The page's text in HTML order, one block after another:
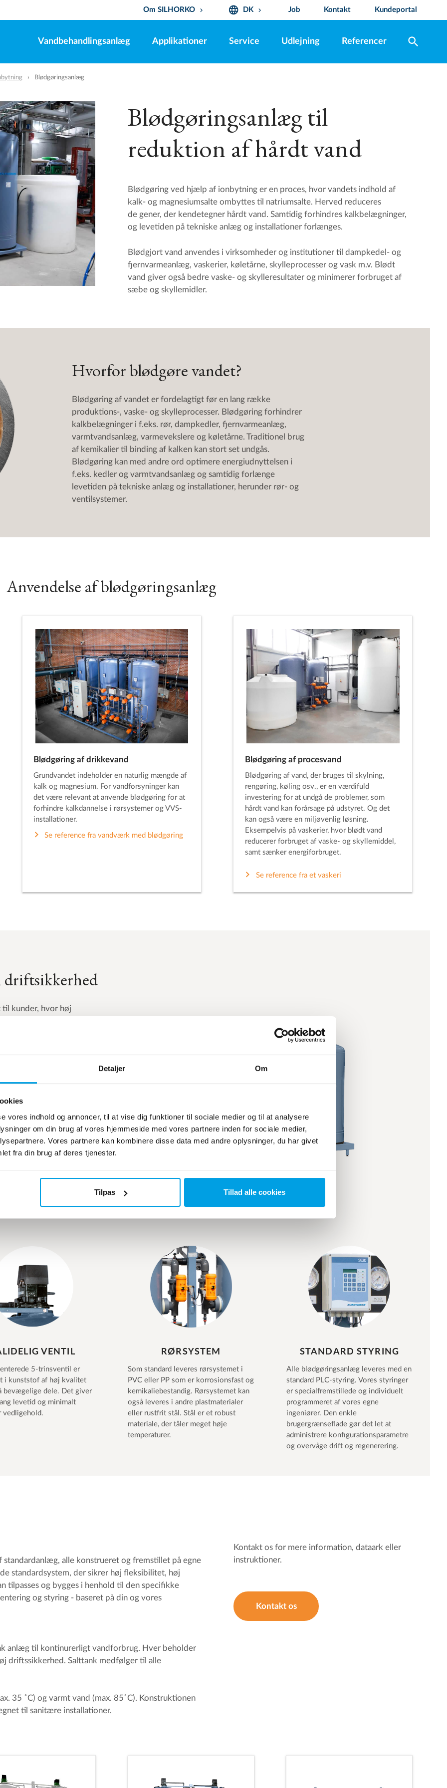
Detaljer Om
vores indhold og annoncer, til at vise dig funktioner til sociale medier og til at analysere
om din brug af vores hjemmeside med vores partnere inden for sociale medier,
Vores partnere kan kombinere disse data med andre oplysninger, du har givet
fra din brug af deres tjenester.
Tilpas Tillad alle cookies
Om SILHORKO keyboard_arrow_down language DK keyboard_arrow_down Job Kontakt Kundeportal
Vandbehandlingsanlæg Applikationer Service Udlejning Referencer search
Blødgøringsanlæg
Blødgøringsanlæg til
reduktion af hårdt vand
Blødgøring ved hjælp af ionbytning er en proces, hvor vandets indhold af
kalk- og magnesiumsalte ombyttes til natriumsalte. Herved reduceres
de gener, der kendetegner hårdt vand. Samtidig forhindres kalkbelægninger,
og levetiden på tekniske anlæg og installationer forlænges.
Blødgjort vand anvendes i virksomheder og institutioner til dampkedel- og
fjernvarmeanlæg, vaskerier, køletårne, skylleprocesser og vask m.v. Blødt
vand giver også bedre vaske- og skylleresultater og minimerer forbruget af
sæbe og skyllemidler.
Hvorfor blødgøre vandet?
Blødgøring af vandet er fordelagtigt før en lang række
produktions-, vaske- og skylleprocesser. Blødgøring forhindrer
kalkbelægninger i f.eks. rør, dampkedler, fjernvarmeanlæg,
varmtvandsanlæg, varmevekslere og køletårne. Traditionel brug
af kemikalier til binding af kalken kan stort set undgås.
Blødgøring kan med andre ord optimere energiudnyttelsen i
f.eks. kedler og varmtvandsanlæg og samtidig forlænge
levetiden på tekniske anlæg og installationer, herunder rør- og
ventilsystemer.
Anvendelse af blødgøringsanlæg
Blødgøring af drikkevand
Grundvandet indeholder en naturlig mængde af
kalk og magnesium. For vandforsyninger kan
det være relevant at anvende blødgøring for at
forhindre kalkdannelse i rørsystemer og VVS-
installationer.
Se reference fra vandværk med blødgøring
Blødgøring af procesvand
Blødgøring af vand, der bruges til skylning,
rengøring, køling osv., er en værdifuld
investering for at undgå de problemer, som
hårdt vand kan forårsage på udstyret. Og det
kan også være en miljøvenlig løsning.
Eksempelvis på vaskerier, hvor blødt vand
reducerer forbruget af vaske- og skyllemiddel,
samt sænker energiforbruget.
Se reference fra et vaskeri
kunder, hvor høj
Duplex (2-tank)
er udstyrede med
høj pålidelighed og
– ved svigtende el- og
og
og en deraf
de mange fordele ved
VENTIL
5-trinsventil er
i kunststof af høj kvalitet
bevægelige dele. Det giver
levetid og minimalt
vedligehold.
RØRSYSTEM
Som standard leveres rørsystemet i
PVC eller PP som er korrosionsfast og
kemikaliebestandig. Rørsystemet kan
også leveres i andre plastmaterialer
eller rustfrit stål. Stål er et robust
materiale, der tåler meget høje
temperaturer.
STANDARD STYRING
Alle blødgøringsanlæg leveres med en
standard PLC-styring. Vores styringer
er specialfremstillede og individuelt
programmeret af vores egne
ingeniører. Den enkle
brugergrænseflade gør det let at
administrere konfigurationsparametre
og overvåge drift og regenerering.
alle konstrueret og fremstillet på egne
standardsystem, der sikrer høj fleksibilitet, høj
tilpasses og bygges i henhold til den specifikke
og styring - baseret på din og vores
anlæg til kontinurerligt vandforbrug. Hver beholder
driftssikkerhed. Salttank medfølger til alle
35 ˚C) og varmt vand (max. 85˚C). Konstruktionen
til sanitære installationer.
Kontakt os for mere information, dataark eller
instruktioner.
Kontakt os